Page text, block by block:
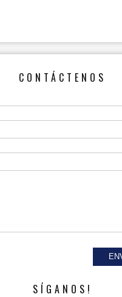
CONTÁCTENOS
SÍGANOS!